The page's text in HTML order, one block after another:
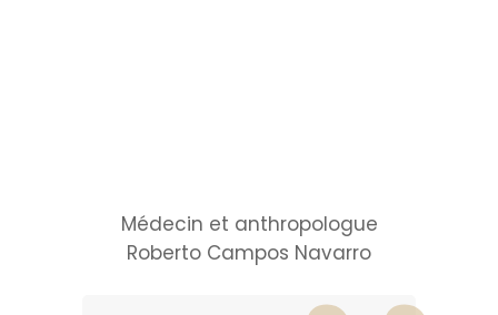
Médecin et anthropologue
Roberto Campos Navarro